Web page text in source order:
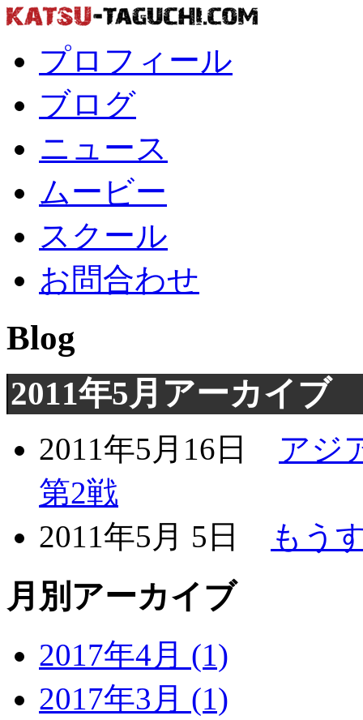
プロフィール
ブログ
ニュース
ムービー
スクール
お問合わせ
Blog
2011年5月アーカイブ
2011年5月16日 アジ
第2戦
2011年5月 5日
もう
月別アーカイブ
2017年4月 (1)
2017年3月 (1)